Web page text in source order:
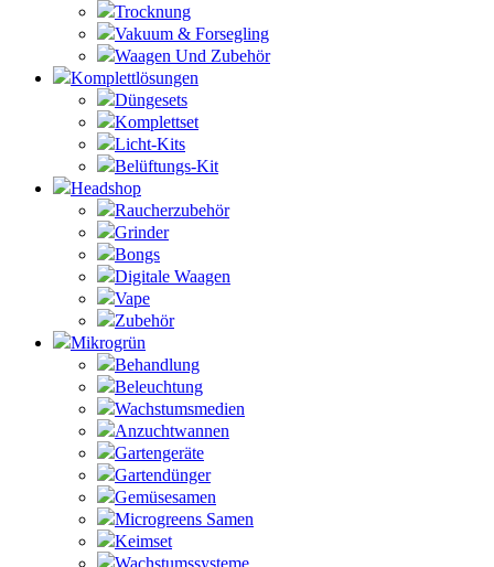
Trocknung
Vakuum & Forsegling
Waagen Und Zubehör
Komplettlösungen
Düngesets
Komplettset
Licht-Kits
Belüftungs-Kit
Headshop
Raucherzubehör
Grinder
Bongs
Digitale Waagen
Vape
Zubehör
Mikrogrün
Behandlung
Beleuchtung
Wachstumsmedien
Anzuchtwannen
Gartengeräte
Gartendünger
Gemüsesamen
Microgreens Samen
Keimset
Wachstumssysteme